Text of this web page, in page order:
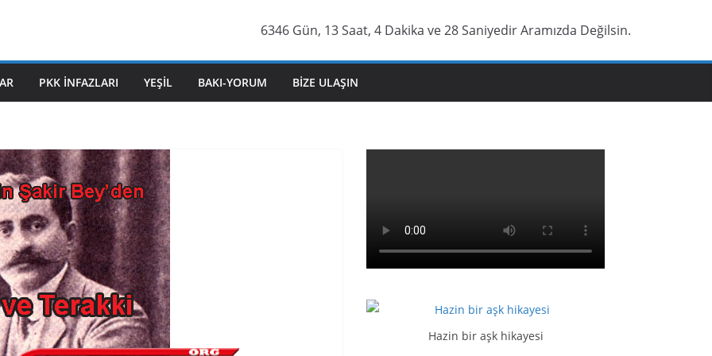
6346 Gün, 13 Saat, 4 Dakika ve 29 Saniyedir Aramızda Değilsin.
PKK İNFAZLARI YEŞIL BAKI-YORUM BIZE ULAŞIN
Hazin bir aşk hikayesi